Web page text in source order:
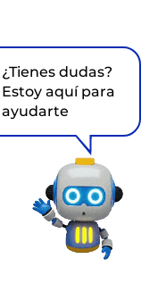
¿Tienes dudas?
Estoy aquí para
ayudarte